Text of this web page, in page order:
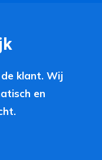
klant. Wij
en